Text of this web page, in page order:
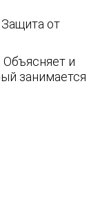
Защита от
и
занимается